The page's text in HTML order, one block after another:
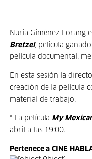
Nuria Giménez Lorang
Bretzel, película
película documental,
En esta sesión la
creación de la película
material de trabajo.
* La película My
abril a las 19:00.
Pertenece a CINE